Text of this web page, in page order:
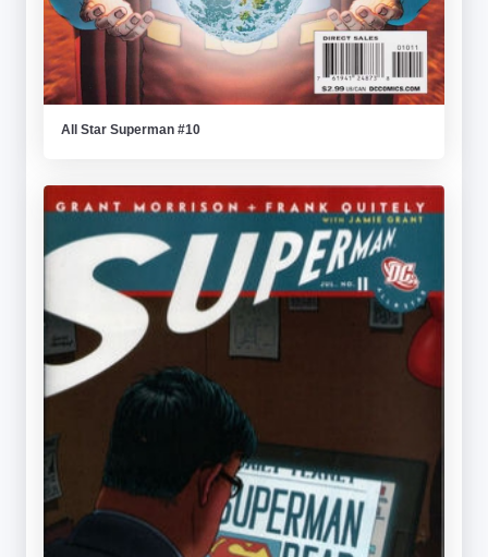
All Star Superman #10